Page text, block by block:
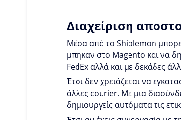
Διαχείριση
Μέσα από το Shiplemon
μπηκαν στο Magento και να
FedEx αλλά και με δεκάδες
Έτσι δεν χρειάζεται να
άλλες courier. Με μια
δημιουργείς αυτόματα τις